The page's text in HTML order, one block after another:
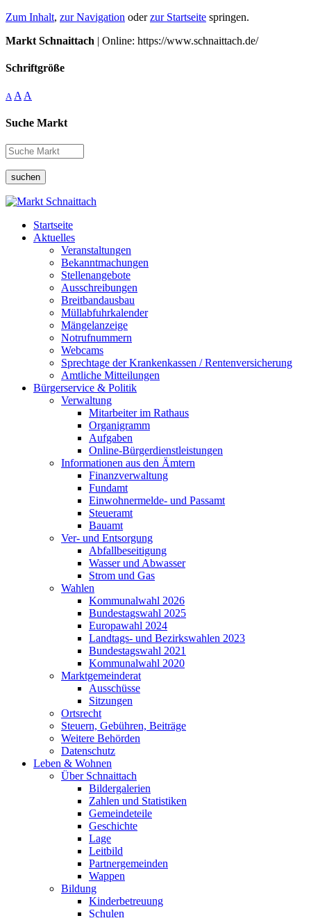
Zum Inhalt, zur Navigation oderzur Startseite springen.
Markt Schnaittach | Online: https://www.schnaittach.de/
Schriftgröße
A A A
Suche Markt
suchen
Startseite
Aktuelles
Veranstaltungen
Bekanntmachungen
Stellenangebote
Ausschreibungen
Breitbandausbau
Müllabfuhrkalender
Mängelanzeige
Notrufnummern
Webcams
Sprechtage der Krankenkassen / Rentenversicherung
Amtliche Mitteilungen
Bürgerservice & Politik
Verwaltung
Mitarbeiter im Rathaus
Organigramm
Aufgaben
Online-Bürgerdienstleistungen
Informationen aus den Ämtern
Finanzverwaltung
Fundamt
Einwohnermelde- und Passamt
Steueramt
Bauamt
Ver- und Entsorgung
Abfallbeseitigung
Wasser und Abwasser
Strom und Gas
Wahlen
Kommunalwahl 2026
Bundestagswahl 2025
Europawahl 2024
Landtags- und Bezirkswahlen 2023
Bundestagswahl 2021
Kommunalwahl 2020
Marktgemeinderat
Ausschüsse
Sitzungen
Ortsrecht
Steuern, Gebühren, Beiträge
Weitere Behörden
Datenschutz
Leben & Wohnen
Über Schnaittach
Bildergalerien
Zahlen und Statistiken
Gemeindeteile
Geschichte
Lage
Leitbild
Partnergemeinden
Wappen
Bildung
Kinderbetreuung
Schulen